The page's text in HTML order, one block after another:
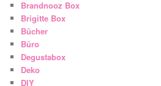
Brandnooz Box
Brigitte Box
Bücher
Büro
Degustabox
Deko
DIY